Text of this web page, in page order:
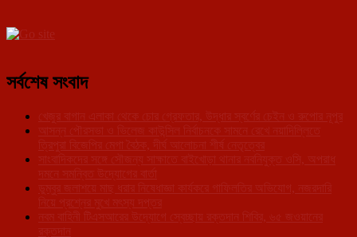
সর্বশেষ সংবাদ
খেজুর বাগান এলাকা থেকে চোর গ্রেফতার, উদ্ধার স্বর্ণের চেইন ও রুপোর নূপুর
আসন্ন পৌরসভা ও ভিলেজ কাউন্সিল নির্বাচনকে সামনে রেখে নয়াদিল্লিতে
ত্রিপুরা বিজেপির মেগা বৈঠক, দীর্ঘ আলোচনা শীর্ষ নেতৃত্বের
সাংবাদিকদের সঙ্গে সৌজন্য সাক্ষাতে বাইখোড়া থানার নবনিযুক্ত ওসি, অপরাধ
দমনে সমন্বিত উদ্যোগের বার্তা
ডুম্বুর জলাশয়ে মাছ ধরার নিষেধাজ্ঞা কার্যকরে গাফিলতির অভিযোগ, নজরদারি
নিয়ে প্রশ্নের মুখে মৎস্য দপ্তর
নবম বাহিনী টিএসআরের উদ্যোগে স্বেচ্ছায় রক্তদান শিবির, ৬৫ জওয়ানের
রক্তদান